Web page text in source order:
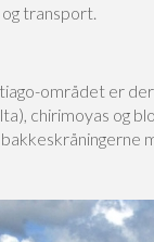
transport.
området er
chirimoyas og